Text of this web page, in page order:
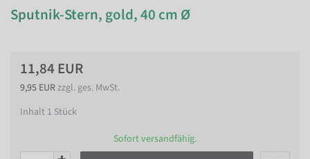
Sputnik-Stern, gold, 40 cm Ø
11,84 EUR
9,95 EURzzgl. ges. MwSt.
Inhalt 1 Stück
Sofort versandfähig.